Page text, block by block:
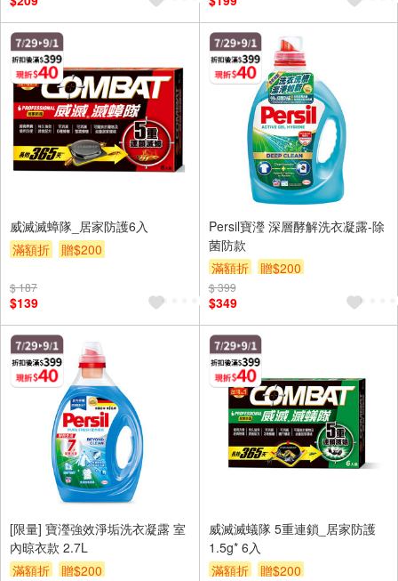
威滅滅蟑隊_居家防護6入
滿額折
贈$200
$ 187
$139
Persil寶瀅 深層酵解洗衣凝露-除
菌防款
滿額折
贈$200
$ 399
$349
[限量] 寶瀅強效淨垢洗衣凝露 室
內晾衣款 2.7L
滿額折
贈$200
威滅滅蟻隊 5重連鎖_居家防護
1.5g* 6入
滿額折
贈$200